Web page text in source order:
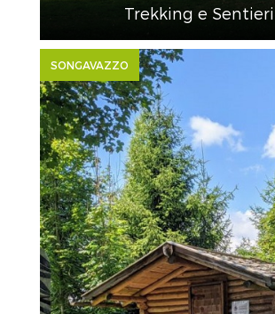
Trekking e Sentieri
SONGAVAZZO